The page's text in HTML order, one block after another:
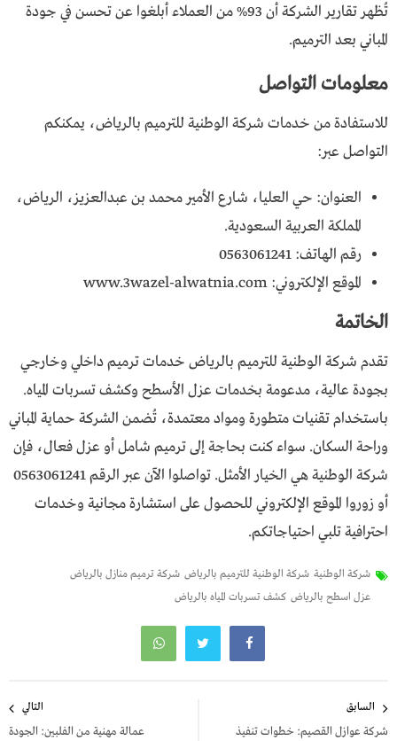
تُظهر تقارير الشركة أن 93% من العملاء أبلغوا عن تحسن في جودة
المباني بعد الترميم.
معلومات التواصل
للاستفادة من خدمات شركة الوطنية للترميم بالرياض، يمكنكم
التواصل عبر:
العنوان: حي العليا، شارع الأمير محمد بن عبدالعزيز، الرياض،
المملكة العربية السعودية.
رقم الهاتف: 0563061241
الموقع الإلكتروني: www.3wazel-alwatnia.com
الخاتمة
تقدم شركة الوطنية للترميم بالرياض خدمات ترميم داخلي وخارجي
بجودة عالية، مدعومة بخدمات عزل الأسطح وكشف تسربات المياه.
باستخدام تقنيات متطورة ومواد معتمدة، تُضمن الشركة حماية المباني
وراحة السكان. سواء كنت بحاجة إلى ترميم شامل أو عزل فعال، فإن
شركة الوطنية هي الخيار الأمثل. تواصلوا الآن عبر الرقم 0563061241
أو زوروا الموقع الإلكتروني للحصول على استشارة مجانية وخدمات
احترافية تلبي احتياجاتكم.
شركة الوطنية شركة الوطنية للترميم بالرياض شركة ترميم منازل بالرياض
عزل اسطح بالرياض كشف تسربات المياه بالرياض
المقالات
السابق
شركة عوازل القصيم: خطوات تنفيذ
التالي
عمالة مهنية من الفلبين: الجودة